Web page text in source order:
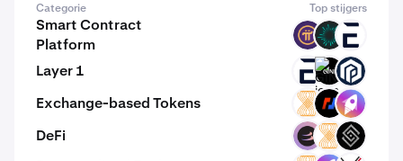
Categorie Top stijgers
Smart Contract
Platform
PI BVM EVR
Layer 1 EVR GINI PAW
Exchange-based Tokens VELAR BMEX ZM
DeFi BETA VELAR DECT